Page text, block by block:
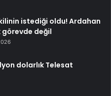
istediği oldu! Ardahan
görevde değil
dolarlık Telesat